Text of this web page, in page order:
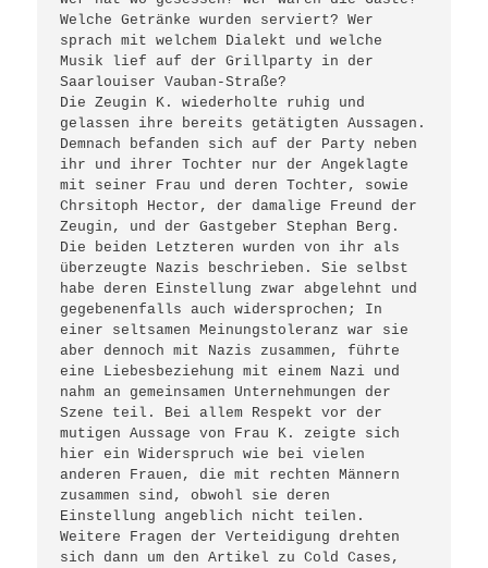
Welche Getränke wurden serviert? Wer
sprach mit welchem Dialekt und welche
Musik lief auf der Grillparty in der
Saarlouiser Vauban-Straße?
Die Zeugin K. wiederholte ruhig und
gelassen ihre bereits getätigten Aussagen.
Demnach befanden sich auf der Party neben
ihr und ihrer Tochter nur der Angeklagte
mit seiner Frau und deren Tochter, sowie
Chrsitoph Hector, der damalige Freund der
Zeugin, und der Gastgeber Stephan Berg.
Die beiden Letzteren wurden von ihr als
überzeugte Nazis beschrieben. Sie selbst
habe deren Einstellung zwar abgelehnt und
gegebenenfalls auch widersprochen; In
einer seltsamen Meinungstoleranz war sie
aber dennoch mit Nazis zusammen, führte
eine Liebesbeziehung mit einem Nazi und
nahm an gemeinsamen Unternehmungen der
Szene teil. Bei allem Respekt vor der
mutigen Aussage von Frau K. zeigte sich
hier ein Widerspruch wie bei vielen
anderen Frauen, die mit rechten Männern
zusammen sind, obwohl sie deren
Einstellung angeblich nicht teilen.
Weitere Fragen der Verteidigung drehten
sich dann um den Artikel zu Cold Cases,